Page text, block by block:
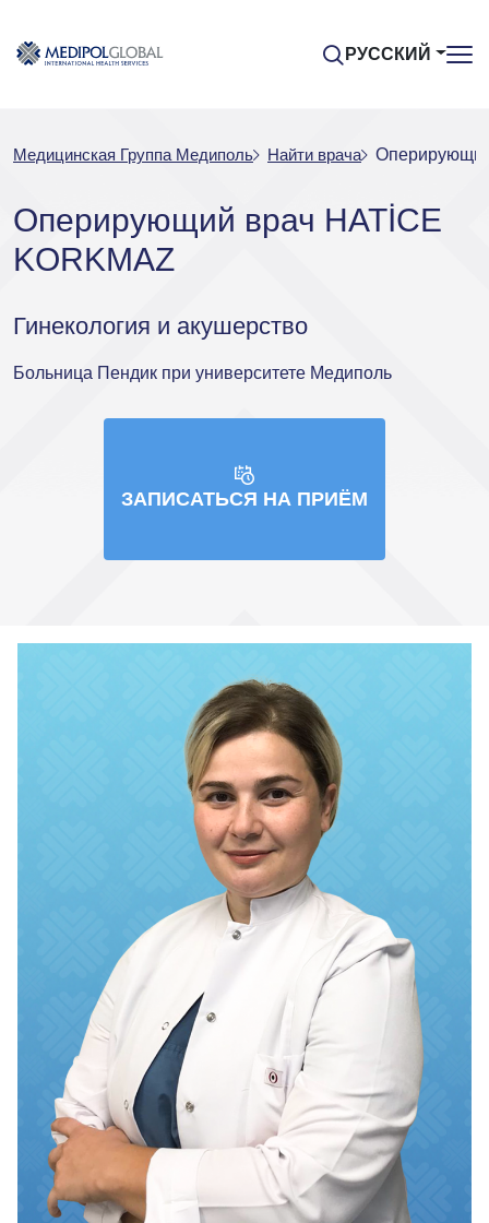
РУССКИЙ
Медицинская Группа Медиполь Найти врача
Оперирующий врач HATİCE
KORKMAZ
Гинекология и акушерство
Больница Пендик при университете Медиполь
ЗАПИСАТЬСЯ НА ПРИЁМ